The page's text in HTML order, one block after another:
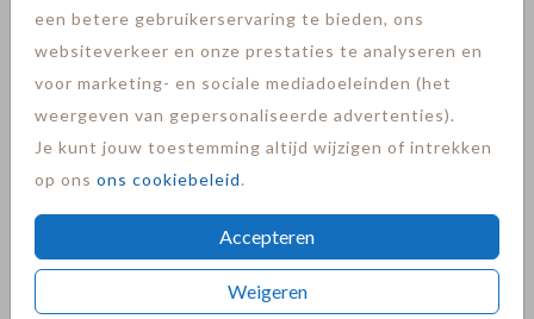
een betere gebruikerservaring te bieden, ons
websiteverkeer en onze prestaties te analyseren en
voor marketing- en sociale mediadoeleinden (het
weergeven van gepersonaliseerde advertenties).
Je kunt jouw toestemming altijd wijzigen of intrekken
op ons ons cookiebeleid.
Accepteren
Weigeren